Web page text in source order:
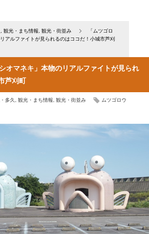
観光・まち情報 観光・街並み
「ムツゴロ
アルファイトが見られるのはココだ！小城市芦刈
オマネキ」本物のリアルファイトが見られ
芦刈町
多久 観光・まち情報 観光・街並み ムツゴロウ